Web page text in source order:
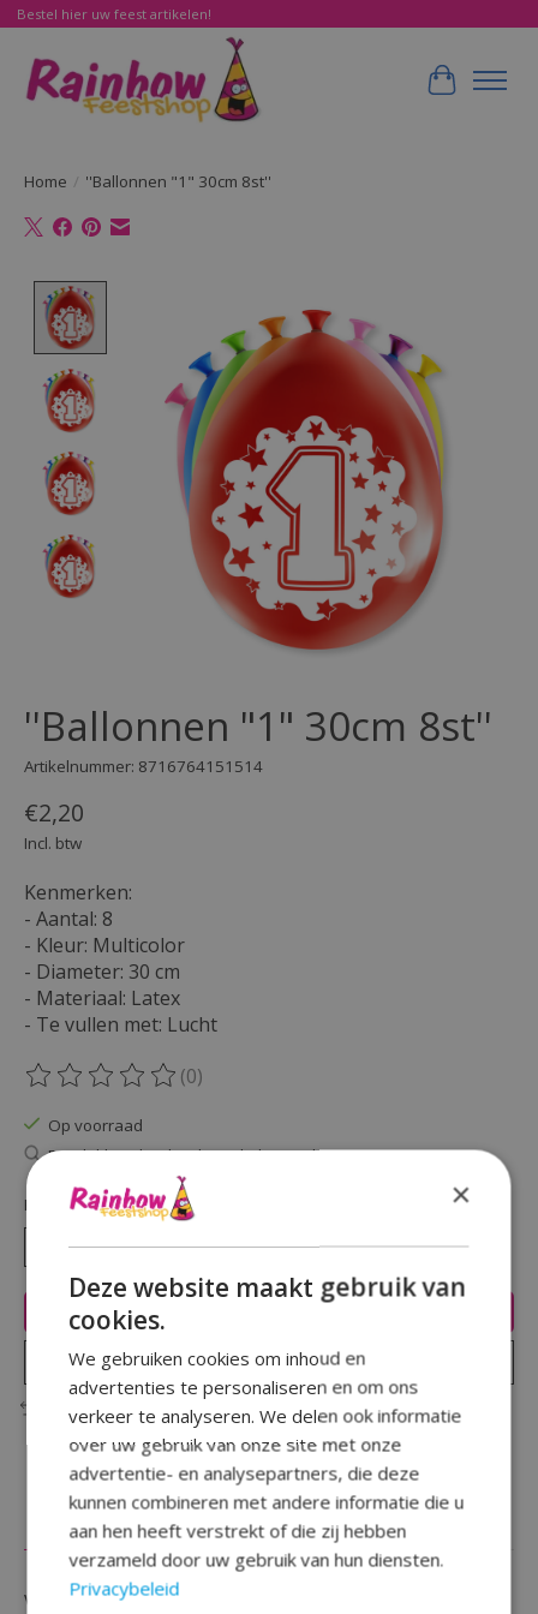
Bestel hier uw feest artikelen!
Home / ''Ballonnen "1" 30cm 8st''
''Ballonnen "1" 30cm 8st''
Artikelnummer: 8716764151514
€2,20
Incl. btw
Kenmerken:
- Aantal: 8
- Kleur: Multicolor
- Diameter: 30 cm
- Materiaal: Latex
- Te vullen met: Lucht
De beoordeling van dit product is
(0)
Op voorraad
Beschikbaarheid in de winkel controleren
Hoeveelheid:
Toevoegen aan winkelwagen
Plaats bestelling
Toevoegen om te vergelijken
Beschrijving Reviews (0)
Vier het moment, mijlpaal of je verjaardag met deze
×
Deze website maakt gebruik van
cookies.
We gebruiken cookies om inhoud en
advertenties te personaliseren en om ons
verkeer te analyseren. We delen ook informatie
over uw gebruik van onze site met onze
advertentie- en analysepartners, die deze
kunnen combineren met andere informatie die u
aan hen heeft verstrekt of die zij hebben
verzameld door uw gebruik van hun diensten.
Privacybeleid